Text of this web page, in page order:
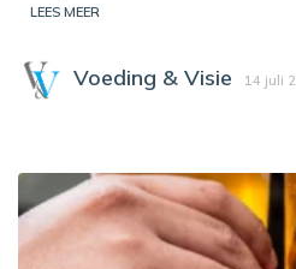
LEES MEER
Voeding & Visie 14 juli